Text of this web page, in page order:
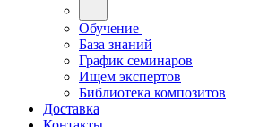
Обучение
База знаний
График семинаров
Ищем экспертов
Библиотека композитов
Доставка